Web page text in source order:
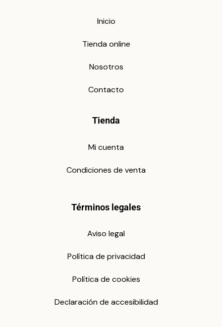
Inicio
Tienda online
Nosotros
Contacto
Tienda
Mi cuenta
Condiciones de venta
Términos legales
Aviso legal
Política de privacidad
Política de cookies
Declaración de accesibilidad